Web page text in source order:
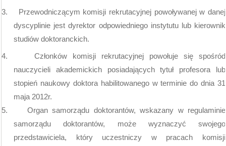
3.
Przewodniczącym komisji rekrutacyjnej powoływanej w danej
dyscyplinie jest dyrektor odpowiedniego instytutu lub kierownik
studiów doktoranckich.
4.
Członków komisji rekrutacyjnej powołuje się spośród
nauczycieli akademickich posiadających tytuł profesora lub
stopień naukowy doktora habilitowanego w terminie do dnia 31
maja 2012r.
5.
Organ samorządu doktorantów, wskazany w regulaminie
samorządu doktorantów, może wyznaczyć swojego
przedstawiciela, który uczestniczy w pracach komisji